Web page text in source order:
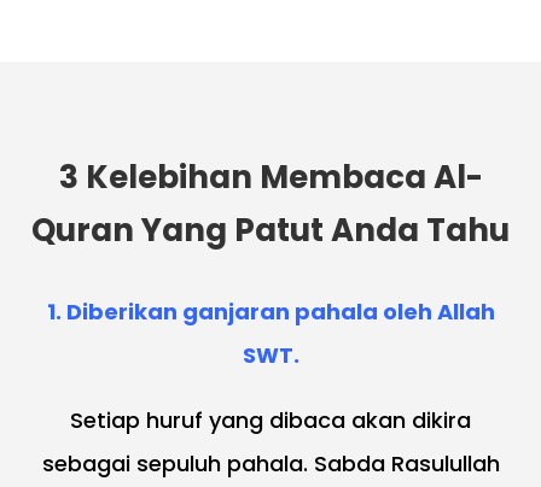
3 Kelebihan Membaca Al-
Quran Yang Patut Anda Tahu
1. Diberikan ganjaran pahala oleh Allah
SWT.
Setiap huruf yang dibaca akan dikira
sebagai sepuluh pahala. Sabda Rasulullah